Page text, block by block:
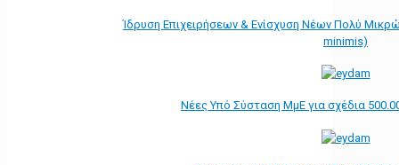
Ίδρυση Επιχειρήσεων & Ενίσχυση Νέων Πολύ
minimis)
Νέες Υπό Σύσταση ΜμΕ για σχέδια